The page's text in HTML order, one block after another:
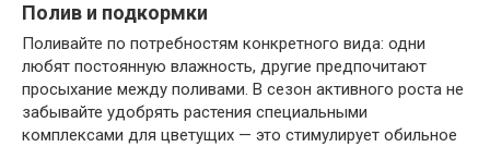
Полив и подкормки
Поливайте по потребностям конкретного вида: одни
любят постоянную влажность, другие предпочитают
просыхание между поливами. В сезон активного роста не
забывайте удобрять растения специальными
комплексами для цветущих — это стимулирует обильное